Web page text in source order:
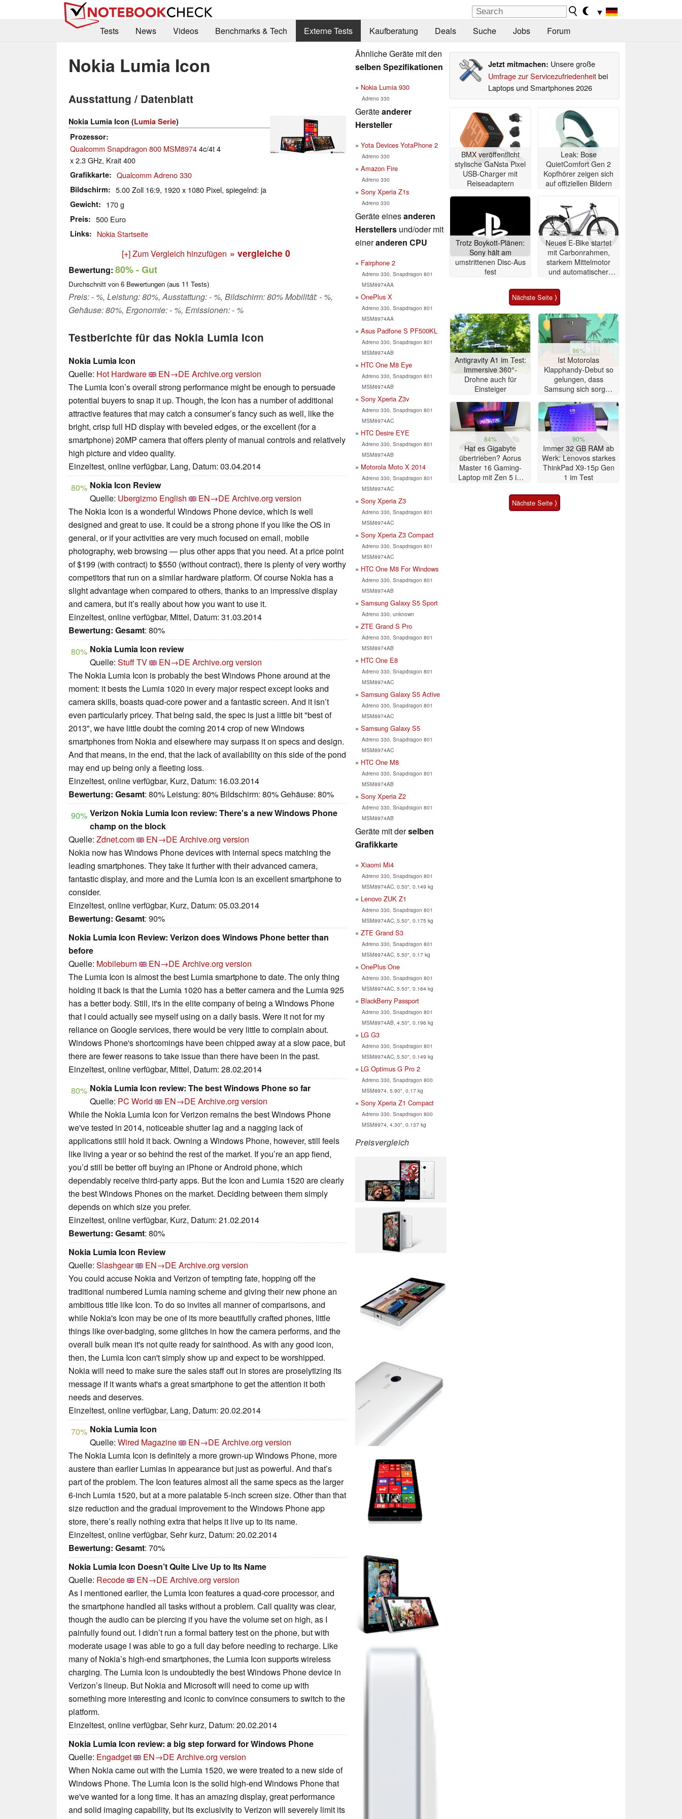
▼
Tests
News Videos Benchmarks & Tech Externe Tests Kaufberatung Deals Suche Jobs Forum
Nokia Lumia Icon
Ausstattung / Datenblatt
Nokia Lumia Icon (Lumia Serie)
Prozessor
Qualcomm Snapdragon 800 MSM89744c/4t 4
x 2.3 GHz, Krait 400
Grafikkarte Qualcomm Adreno 330
Bildschirm 5.00 Zoll 16:9, 1920 x 1080 Pixel, spiegelnd: ja
Gewicht 170 g
Preis 500 Euro
Links Nokia Startseite
[+] Zum Vergleich hinzufügen » vergleiche 0
Bewertung: 80%- Gut
Durchschnitt von 6 Bewertungen (aus 11 Tests)
Preis: - %, Leistung: 80%, Ausstattung: - %, Bildschirm: 80% Mobilität: - %,
Gehäuse: 80%, Ergonomie: - %, Emissionen: - %
Testberichte für das Nokia Lumia Icon
Nokia Lumia Icon
Quelle: Hot Hardware EN→DE Archive.org version
The Lumia Icon’s overall strong performance might be enough to persuade
potential buyers to snap it up. Though, the Icon has a number of additional
attractive features that may catch a consumer’s fancy such as well, like the
bright, crisp full HD display with beveled edges, or the excellent (for a
smartphone) 20MP camera that offers plenty of manual controls and relatively
high picture and video quality.
Einzeltest, online verfügbar, Lang, Datum: 03.04.2014
80% Nokia Icon Review
Quelle: Ubergizmo English EN→DE Archive.org version
The Nokia Icon is a wonderful Windows Phone device, which is well
designed and great to use. It could be a strong phone if you like the OS in
general, or if your activities are very much focused on email, mobile
photography, web browsing — plus other apps that you need. At a price point
of $199 (with contract) to $550 (without contract), there is plenty of very worthy
competitors that run on a similar hardware platform. Of course Nokia has a
slight advantage when compared to others, thanks to an impressive display
and camera, but it’s really about how you want to use it.
Einzeltest, online verfügbar, Mittel, Datum: 31.03.2014
Bewertung: Gesamt: 80%
80% Nokia Lumia Icon review
Quelle: Stuff TV EN→DE Archive.org version
The Nokia Lumia Icon is probably the best Windows Phone around at the
moment: it bests the Lumia 1020 in every major respect except looks and
camera skills, boasts quad-core power and a fantastic screen. And it isn’t
even particularly pricey. That being said, the spec is just a little bit "best of
2013", we have little doubt the coming 2014 crop of new Windows
smartphones from Nokia and elsewhere may surpass it on specs and design.
And that means, in the end, that the lack of availability on this side of the pond
may end up being only a fleeting loss.
Einzeltest, online verfügbar, Kurz, Datum: 16.03.2014
Bewertung: Gesamt: 80% Leistung: 80% Bildschirm: 80% Gehäuse: 80%
90% Verizon Nokia Lumia Icon review: There's a new Windows Phone
champ on the block
Quelle: Zdnet.com EN→DE Archive.org version
Nokia now has Windows Phone devices with internal specs matching the
leading smartphones. They take it further with their advanced camera,
fantastic display, and more and the Lumia Icon is an excellent smartphone to
consider.
Einzeltest, online verfügbar, Kurz, Datum: 05.03.2014
Bewertung: Gesamt: 90%
Nokia Lumia Icon Review: Verizon does Windows Phone better than
before
Quelle: Mobileburn EN→DE Archive.org version
The Lumia Icon is almost the best Lumia smartphone to date. The only thing
holding it back is that the Lumia 1020 has a better camera and the Lumia 925
has a better body. Still, it's in the elite company of being a Windows Phone
that I could actually see myself using on a daily basis. Were it not for my
reliance on Google services, there would be very little to complain about.
Windows Phone's shortcomings have been chipped away at a slow pace, but
there are fewer reasons to take issue than there have been in the past.
Einzeltest, online verfügbar, Mittel, Datum: 28.02.2014
80% Nokia Lumia Icon review: The best Windows Phone so far
Quelle: PC World EN→DE Archive.org version
While the Nokia Lumia Icon for Verizon remains the best Windows Phone
we've tested in 2014, noticeable shutter lag and a nagging lack of
applications still hold it back. Owning a Windows Phone, however, still feels
like living a year or so behind the rest of the market. If you’re an app fiend,
you’d still be better off buying an iPhone or Android phone, which
dependably receive third-party apps. But the Icon and Lumia 1520 are clearly
the best Windows Phones on the market. Deciding between them simply
depends on which size you prefer.
Einzeltest, online verfügbar, Kurz, Datum: 21.02.2014
Bewertung: Gesamt: 80%
Nokia Lumia Icon Review
Quelle: Slashgear EN→DE Archive.org version
You could accuse Nokia and Verizon of tempting fate, hopping off the
traditional numbered Lumia naming scheme and giving their new phone an
ambitious title like Icon. To do so invites all manner of comparisons, and
while Nokia's Icon may be one of its more beautifully crafted phones, little
things like over-badging, some glitches in how the camera performs, and the
overall bulk mean it's not quite ready for sainthood. As with any good icon,
then, the Lumia Icon can't simply show up and expect to be worshipped.
Nokia will need to make sure the sales staff out in stores are proselytizing its
message if it wants what's a great smartphone to get the attention it both
needs and deserves.
Einzeltest, online verfügbar, Lang, Datum: 20.02.2014
70% Nokia Lumia Icon
Quelle: Wired Magazine EN→DE Archive.org version
The Nokia Lumia Icon is definitely a more grown-up Windows Phone, more
austere than earlier Lumias in appearance but just as powerful. And that’s
part of the problem. The Icon features almost all the same specs as the larger
6-inch Lumia 1520, but at a more palatable 5-inch screen size. Other than that
size reduction and the gradual improvement to the Windows Phone app
store, there’s really nothing extra that helps it live up to its name.
Einzeltest, online verfügbar, Sehr kurz, Datum: 20.02.2014
Bewertung: Gesamt: 70%
Nokia Lumia Icon Doesn’t Quite Live Up to Its Name
Quelle: Recode EN→DE Archive.org version
As I mentioned earlier, the Lumia Icon features a quad-core processor, and
the smartphone handled all tasks without a problem. Call quality was clear,
though the audio can be piercing if you have the volume set on high, as I
painfully found out. I didn’t run a formal battery test on the phone, but with
moderate usage I was able to go a full day before needing to recharge. Like
many of Nokia’s high-end smartphones, the Lumia Icon supports wireless
charging. The Lumia Icon is undoubtedly the best Windows Phone device in
Verizon’s lineup. But Nokia and Microsoft will need to come up with
something more interesting and iconic to convince consumers to switch to the
platform.
Einzeltest, online verfügbar, Sehr kurz, Datum: 20.02.2014
Nokia Lumia Icon review: a big step forward for Windows Phone
Quelle: Engadget EN→DE Archive.org version
When Nokia came out with the Lumia 1520, we were treated to a new side of
Windows Phone. The Lumia Icon is the solid high-end Windows Phone that
we've wanted for a long time. It has an amazing display, great performance
and solid imaging capability, but its exclusivity to Verizon will severely limit its
Ähnliche Geräte mit den
selben Spezifikationen
Nokia Lumia 930
Adreno 330
Geräteanderer
Hersteller
Yota Devices YotaPhone 2
Adreno 330
Amazon Fire
Adreno 330
Sony Xperia Z1s
Adreno 330
Geräte einesanderen
Herstellers und/oder mit
eineranderen CPU
Fairphone 2
Adreno 330, Snapdragon 801
MSM8974AA
OnePlus X
Adreno 330, Snapdragon 801
MSM8974AA
Asus Padfone S PF500KL
Adreno 330, Snapdragon 801
MSM8974AB
HTC One M8 Eye
Adreno 330, Snapdragon 801
MSM8974AB
Sony Xperia Z3v
Adreno 330, Snapdragon 801
MSM8974AC
HTC Desire EYE
Adreno 330, Snapdragon 801
MSM8974AB
Motorola Moto X 2014
Adreno 330, Snapdragon 801
MSM8974AC
Sony Xperia Z3
Adreno 330, Snapdragon 801
MSM8974AC
Sony Xperia Z3 Compact
Adreno 330, Snapdragon 801
MSM8974AC
HTC One M8 For Windows
Adreno 330, Snapdragon 801
MSM8974AB
Samsung Galaxy S5 Sport
Adreno 330, unknown
ZTE Grand S Pro
Adreno 330, Snapdragon 801
MSM8974AB
HTC One E8
Adreno 330, Snapdragon 801
MSM8974AC
Samsung Galaxy S5 Active
Adreno 330, Snapdragon 801
MSM8974AC
Samsung Galaxy S5
Adreno 330, Snapdragon 801
MSM8974AC
HTC One M8
Adreno 330, Snapdragon 801
MSM8974AB
Sony Xperia Z2
Adreno 330, Snapdragon 801
MSM8974AB
Geräte mit derselben
Grafikkarte
Xiaomi Mi4
Adreno 330, Snapdragon 801
MSM8974AC, 0.50", 0.149 kg
Lenovo ZUK Z1
Adreno 330, Snapdragon 801
MSM8974AC, 5.50", 0.175 kg
ZTE Grand S3
Adreno 330, Snapdragon 801
MSM8974AC, 5.50", 0.17 kg
OnePlus One
Adreno 330, Snapdragon 801
MSM8974AC, 5.50", 0.164 kg
BlackBerry Passport
Adreno 330, Snapdragon 801
MSM8974AB, 4.50", 0.196 kg
LG G3
Adreno 330, Snapdragon 801
MSM8974AC, 5.50", 0.149 kg
LG Optimus G Pro 2
Adreno 330, Snapdragon 800
MSM8974, 5.90", 0.17 kg
Sony Xperia Z1 Compact
Adreno 330, Snapdragon 800
MSM8974, 4.30", 0.137 kg
Preisvergleich
Jetzt mitmachen: Unsere große
Umfrage zur Servicezufriedenheitbei
Laptops und Smartphones 2026
BMX veröffentlicht
stylische GaNsta Pixel
USB-Charger mit
Reiseadaptern
Leak: Bose
QuietComfort Gen 2
Kopfhörer zeigen sich
auf offiziellen Bildern
Trotz Boykott-Plänen:
Sony hält am
umstrittenen Disc-Aus
fest
Neues E-Bike startet
mit Carbonrahmen,
starkem Mittelmotor
und automatischer
Nächste Seite ⟩
Antigravity A1 im Test:
Immersive 360°-
Drohne auch für
Einsteiger
86%
Ist Motorolas
Klapphandy-Debut so
gelungen, dass
Samsung sich sorgen
Smartphone im Test
84%
Hat es Gigabyte
übertrieben? Aorus
Master 16 Gaming-
Laptop mit Zen 5 im
90%
Immer 32 GB RAM ab
Werk: Lenovos starkes
ThinkPad X9-15p Gen
1 im Test
Nächste Seite ⟩